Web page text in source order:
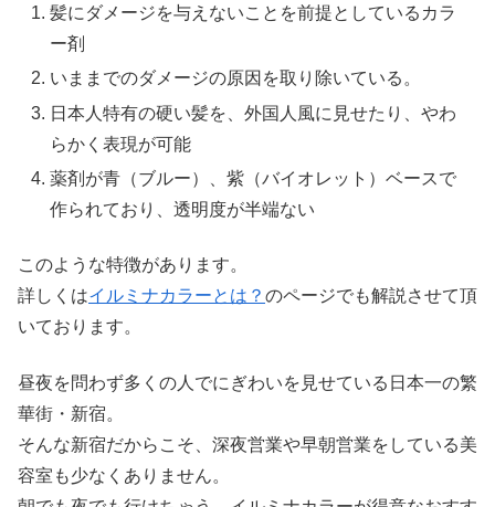
髪にダメージを与えないことを前提としているカラ
ー剤
いままでのダメージの原因を取り除いている。
日本人特有の硬い髪を、外国人風に見せたり、やわ
らかく表現が可能
薬剤が青（ブルー）、紫（バイオレット）ベースで
作られており、透明度が半端ない
このような特徴があります。
詳しくはイルミナカラーとは？ のページでも解説させて頂
いております。
昼夜を問わず多くの人でにぎわいを見せている日本一の繁
華街・新宿。
そんな新宿だからこそ、深夜営業や早朝営業をしている美
容室も少なくありません。